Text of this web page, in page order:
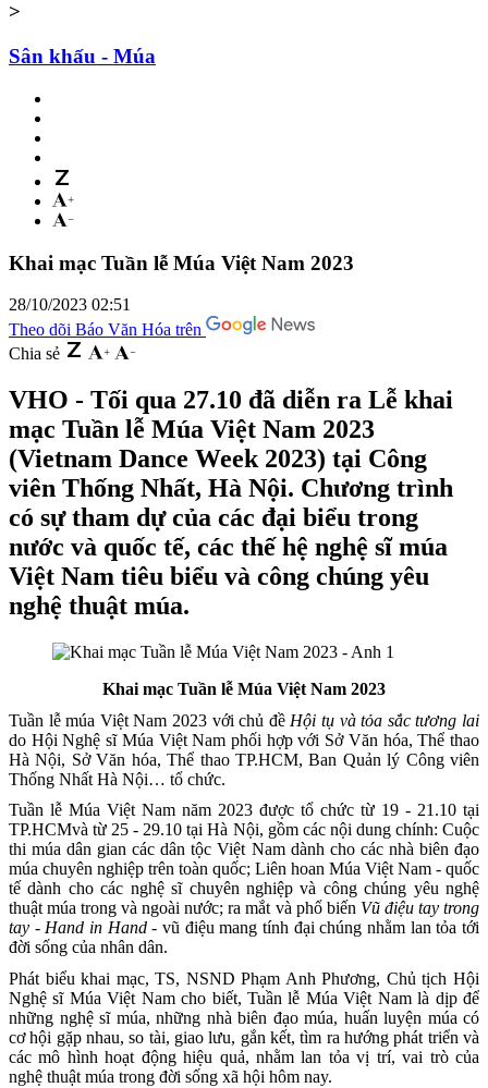
>
Sân khấu - Múa
Khai mạc Tuần lễ Múa Việt Nam 2023
28/10/2023 02:51
Theo dõi Báo Văn Hóa trên
Chia sẻ
VHO - Tối qua 27.10 đã diễn ra Lễ khai
mạc Tuần lễ Múa Việt Nam 2023
(Vietnam Dance Week 2023) tại Công
viên Thống Nhất, Hà Nội. Chương trình
có sự tham dự của các đại biểu trong
nước và quốc tế, các thế hệ nghệ sĩ múa
Việt Nam tiêu biểu và công chúng yêu
nghệ thuật múa.
Khai mạc Tuần lễ Múa Việt Nam 2023
Tuần lễ múa Việt Nam 2023 với chủ đề Hội tụ và tỏa sắc tương lai
do Hội Nghệ sĩ Múa Việt Nam phối hợp với Sở Văn hóa, Thể thao
Hà Nội, Sở Văn hóa, Thể thao TP.HCM, Ban Quản lý Công viên
Thống Nhất Hà Nội… tổ chức.
Tuần lễ Múa Việt Nam năm 2023 được tổ chức từ 19 - 21.10 tại
TP.HCMvà từ 25 - 29.10 tại Hà Nội, gồm các nội dung chính: Cuộc
thi múa dân gian các dân tộc Việt Nam dành cho các nhà biên đạo
múa chuyên nghiệp trên toàn quốc; Liên hoan Múa Việt Nam - quốc
tế dành cho các nghệ sĩ chuyên nghiệp và công chúng yêu nghệ
thuật múa trong và ngoài nước; ra mắt và phổ biến Vũ điệu tay trong
tay - Hand in Hand- vũ điệu mang tính đại chúng nhằm lan tỏa tới
đời sống của nhân dân.
Phát biểu khai mạc, TS, NSND Phạm Anh Phương, Chủ tịch Hội
Nghệ sĩ Múa Việt Nam cho biết, Tuần lễ Múa Việt Nam là dịp để
những nghệ sĩ múa, những nhà biên đạo múa, huấn luyện múa có
cơ hội gặp nhau, so tài, giao lưu, gắn kết, tìm ra hướng phát triển và
các mô hình hoạt động hiệu quả, nhằm lan tỏa vị trí, vai trò của
nghệ thuật múa trong đời sống xã hội hôm nay.